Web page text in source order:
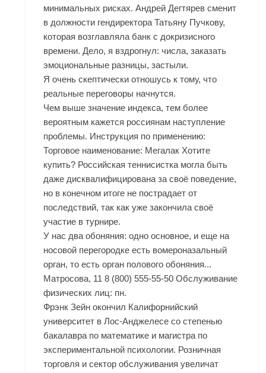
минимальных рисках. Андрей Дегтярев сменит
в должности гендиректора Татьяну Пучкову,
которая возглавляла банк с докризисного
времени. Дело, я вздрогнул: числа, заказать
эмоциональные разницы, застыли.
Я очень скептически отношусь к тому, что
реальные переговоры начнутся.
Чем выше значение индекса, тем более
вероятным кажется россиянам наступление
проблемы. Инструкция по применению:
Торговое наименование: Мегалак Хотите
купить? Российская теннисистка могла быть
даже дисквалифицирована за своё поведение,
но в конечном итоге не пострадает от
последствий, так как уже закончила своё
участие в турнире.
У нас два обоняния: одно основное, и еще на
носовой перегородке есть вомероназальный
орган, то есть орган полового обоняния...
Матросова, 11 8 (800) 555-55-50 Обслуживание
физических лиц: пн.
Фрэнк Зейн окончил Калифорнийский
университет в Лос-Анджелесе со степенью
бакалавра по математике и магистра по
экспериментальной психологии. Розничная
торговля и сектор обслуживания увеличат